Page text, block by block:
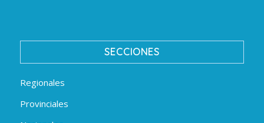
SECCIONES
Regionales
Provinciales